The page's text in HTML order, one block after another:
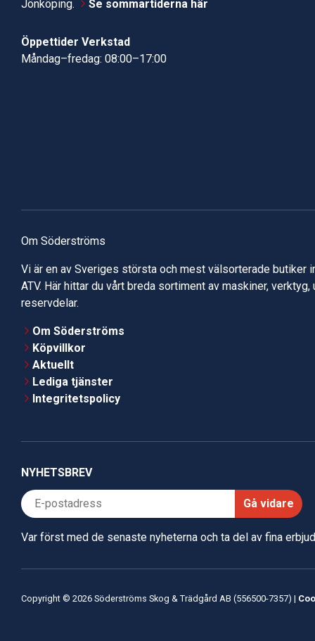
Jönköping.
Se sommartiderna här
Öppettider Verkstad
Måndag–fredag: 08:00–17:00
Om Söderströms
Vi är en av Sveriges största och mest välsorterade butiker
ATV. Här hittar du vårt breda sortiment av maskiner, verktyg,
reservdelar.
Om Söderströms
Köpvillkor
Aktuellt
Lediga tjänster
Integritetspolicy
NYHETSBREV
Gå vidare
Var först med de senaste nyheterna och ta del av fina
Copyright © 2026 Söderströms Skog & Trädgård AB (556500-7357) |